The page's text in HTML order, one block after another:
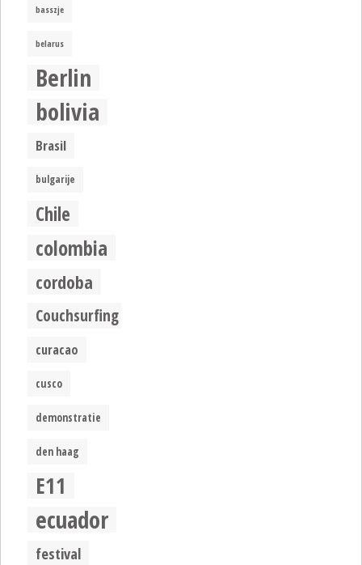
basszje
belarus
Berlin
bolivia
Brasil
bulgarije
Chile
colombia
cordoba
Couchsurfing
curacao
cusco
demonstratie
den haag
E11
ecuador
festival